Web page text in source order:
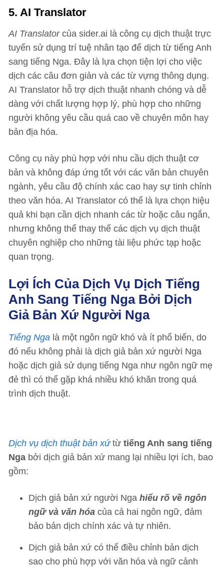
5. AI Translator
AI Translatorcủa sider.ai là công cụ dịch thuật trực
tuyến sử dụng trí tuệ nhân tạo để dịch từ tiếng Anh
sang tiếng Nga. Đây là lựa chọn tiện lợi cho việc
dịch các câu đơn giản và các từ vựng thông dụng.
AI Translator hỗ trợ dịch thuật nhanh chóng và dễ
dàng với chất lượng hợp lý, phù hợp cho những
người không yêu cầu quá cao về chuyên môn hay
bản địa hóa.
Công cụ này phù hợp với nhu cầu dịch thuật cơ
bản và không đáp ứng tốt với các văn bản chuyên
ngành, yêu cầu độ chính xác cao hay sự tinh chỉnh
theo văn hóa. AI Translator có thể là lựa chọn hiệu
quả khi bạn cần dịch nhanh các từ hoặc câu ngắn,
nhưng không thể thay thế các dịch vụ dịch thuật
chuyên nghiệp cho những tài liệu phức tạp hoặc
quan trọng.
Lợi Ích Của Dịch Vụ Dịch Tiếng
Anh Sang Tiếng Nga Bởi Dịch
Giả Bản Xứ Người Nga
Tiếng Nga là một ngôn ngữ khó và ít phổ biến, do
đó nếu không phải là dịch giả bản xứ người Nga
hoặc dịch giả sử dụng tiếng Nga như ngôn ngữ mẹ
đẻ thì có thể gặp khá nhiều khó khăn trong quá
trình dịch thuật.
Dịch vụ dịch thuật bản xứtừ tiếng Anh sang tiếng
Nga bởi dịch giả bản xứ mang lại nhiều lợi ích, bao
gồm:
Dịch giả bản xứ người Nga hiểu rõ về ngôn
ngữ và văn hóa của cả hai ngôn ngữ, đảm
bảo bản dịch chính xác và tự nhiên.
Dịch giả bản xứ có thể điều chỉnh bản dịch
sao cho phù hợp với văn hóa và ngữ cảnh